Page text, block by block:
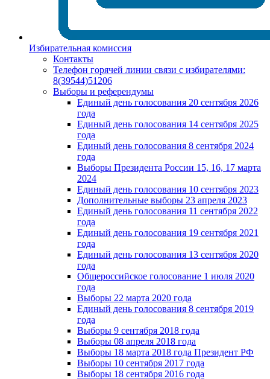
Избирательная комиссия
Контакты
Телефон горячей линии связи с избирателями:
8(39544)51206
Выборы и референдумы
Единый день голосования 20 сентября 2026
года
Единый день голосования 14 сентября 2025
года
Единый день голосования 8 сентября 2024
года
Выборы Президента России 15, 16, 17 марта
2024
Единый день голосования 10 сентября 2023
Дополнительные выборы 23 апреля 2023
Единый день голосования 11 сентября 2022
года
Единый день голосования 19 сентября 2021
года
Единый день голосования 13 сентября 2020
года
Общероссийское голосование 1 июля 2020
года
Выборы 22 марта 2020 года
Единый день голосования 8 сентября 2019
года
Выборы 9 сентября 2018 года
Выборы 08 апреля 2018 года
Выборы 18 марта 2018 года Президент РФ
Выборы 10 сентября 2017 года
Выборы 18 сентября 2016 года